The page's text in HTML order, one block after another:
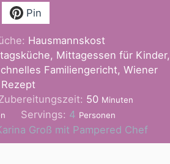
Pin
Hausmannskost
Mittagessen für Kinder,
Familiengericht, Wiener
50Minuten
Minuten
Servings: 4 Personen
Groß mit Pampered Chef